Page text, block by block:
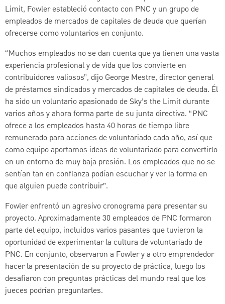
Limit, Fowler estableció contacto con PNC y un grupo de
empleados de mercados de capitales de deuda que querían
ofrecerse como voluntarios en conjunto.
“Muchos empleados no se dan cuenta que ya tienen una vasta
experiencia profesional y de vida que los convierte en
contribuidores valiosos”, dijo George Mestre, director general
de préstamos sindicados y mercados de capitales de deuda. Él
ha sido un voluntario apasionado de Sky’s the Limit durante
varios años y ahora forma parte de su junta directiva. “PNC
ofrece a los empleados hasta 40 horas de tiempo libre
remunerado para acciones de voluntariado cada año, así que
como equipo aportamos ideas de voluntariado para convertirlo
en un entorno de muy baja presión. Los empleados que no se
sentían tan en confianza podían escuchar y ver la forma en
que alguien puede contribuir”.
Fowler enfrentó un agresivo cronograma para presentar su
proyecto. Aproximadamente 30 empleados de PNC formaron
parte del equipo, incluidos varios pasantes que tuvieron la
oportunidad de experimentar la cultura de voluntariado de
PNC. En conjunto, observaron a Fowler y a otro emprendedor
hacer la presentación de su proyecto de práctica, luego los
desafiaron con preguntas prácticas del mundo real que los
jueces podrían preguntarles.